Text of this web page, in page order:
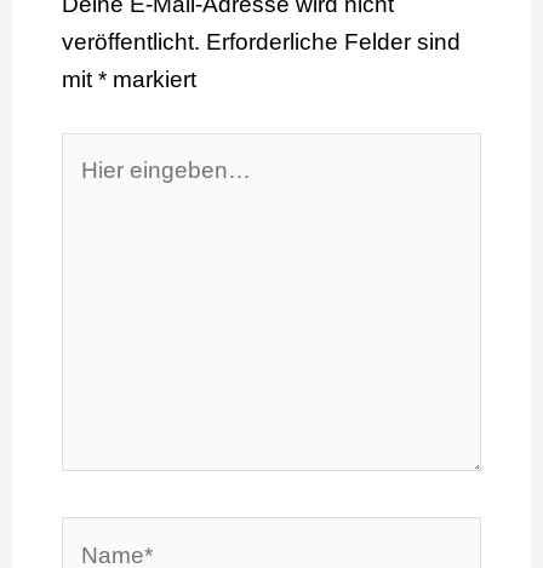
veröffentlicht. Erforderliche Felder sind
mit* markiert
eingeben…